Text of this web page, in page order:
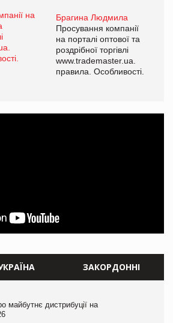
Брагина Людмила
Просування компанії
на порталі оптової та
роздрібної торгівлі
www.trademaster.ua.
правила. Особливості.
ЗАКОРДОННІ
майбутнє дистрибуції на
майбутнє дистрибуції на
Вітні Х'юстон